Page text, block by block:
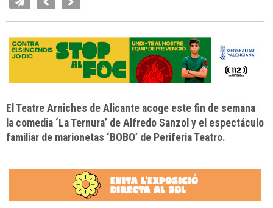
El Teatre Arniches de Alicante acoge este fin de semana
la comedia ‘La Ternura’ de Alfredo Sanzol y el espectáculo
familiar de marionetas ‘BOBO’ de Periferia Teatro.